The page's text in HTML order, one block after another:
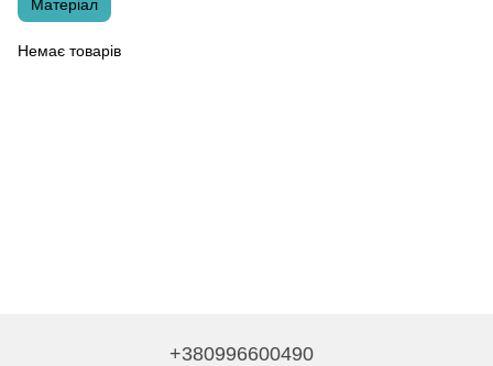
Матеріал
Немає товарів
+380996600490